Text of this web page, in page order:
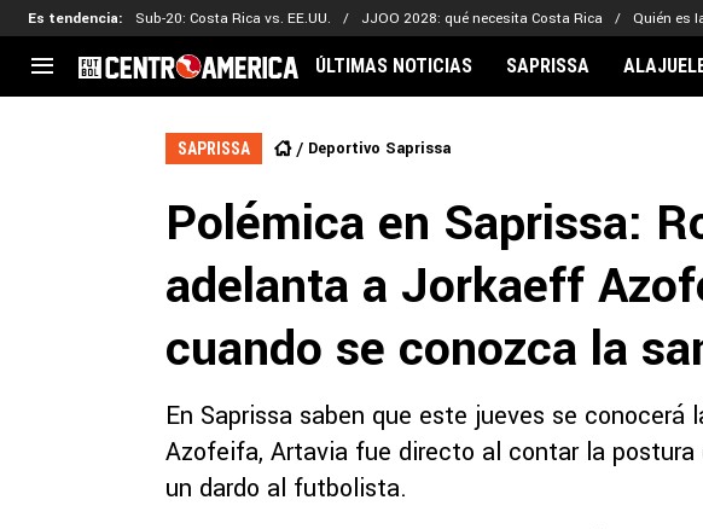
Es tendencia: Sub-20: Costa Rica vs. EE.UU. JJOO 2028: qué necesita Costa Rica Quién es
CENTROAMÉRICA
El Salvador
CONCACAF
Liga de Naciones
Copa de Campeones
MLS
Kervin Arriaga
Nathaniel Méndez-
ÚLTIMAS NOTICIAS SAPRISSA
SAPRISSA Deportivo Saprissa
Polémica en Saprissa:
adelanta a Jorkaeff
cuando se conozca la
En Saprissa saben que este jueves se
Azofeifa, Artavia fue directo al contar la
un dardo al futbolista.